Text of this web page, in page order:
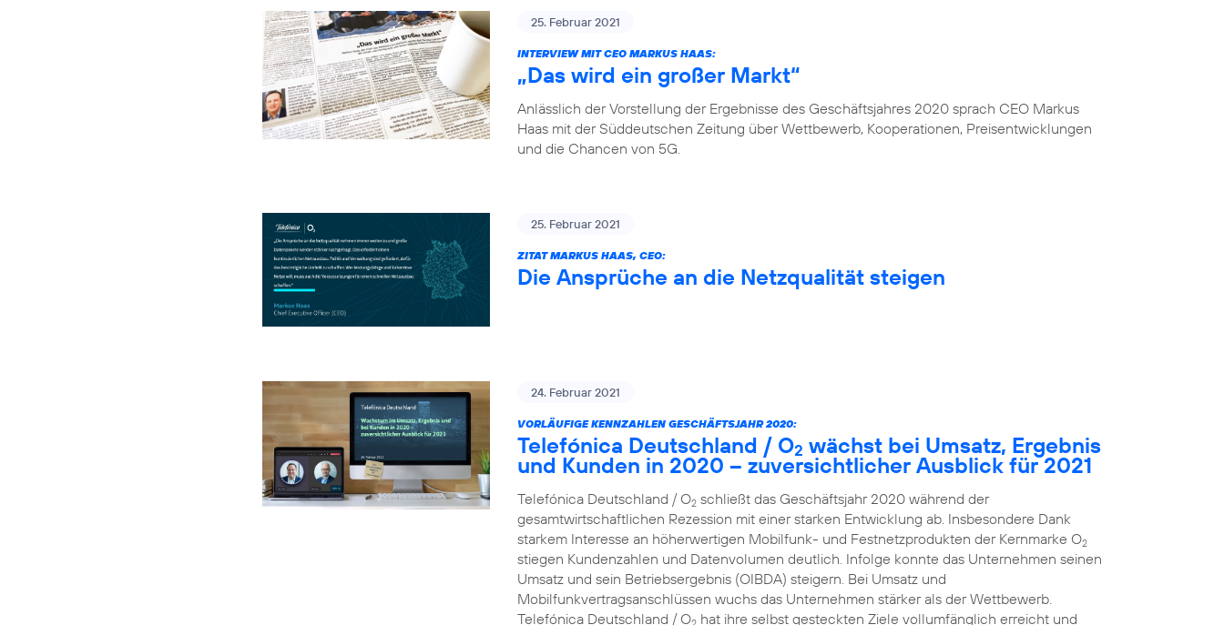
25. Februar 2021
INTERVIEW MIT CEO MARKUS HAAS:
„Das wird ein großer Markt“
Anlässlich der Vorstellung der Ergebnisse des Geschäftsjahres 2020 sprach CEO Markus
Haas mit der Süddeutschen Zeitung über Wettbewerb, Kooperationen, Preisentwicklungen
und die Chancen von 5G.
25. Februar 2021
ZITAT MARKUS HAAS, CEO:
Die Ansprüche an die Netzqualität steigen
24. Februar 2021
VORLÄUFIGE KENNZAHLEN GESCHÄFTSJAHR 2020:
Telefónica Deutschland / O2 wächst bei Umsatz, Ergebnis
und Kunden in 2020 – zuversichtlicher Ausblick für 2021
Telefónica Deutschland / O2 schließt das Geschäftsjahr 2020 während der
gesamtwirtschaftlichen Rezession mit einer starken Entwicklung ab. Insbesondere Dank
starkem Interesse an höherwertigen Mobilfunk- und Festnetzprodukten der Kernmarke O2
stiegen Kundenzahlen und Datenvolumen deutlich. Infolge konnte das Unternehmen seinen
Umsatz und sein Betriebsergebnis (OIBDA) steigern. Bei Umsatz und
Mobilfunkvertragsanschlüssen wuchs das Unternehmen stärker als der Wettbewerb.
Telefónica Deutschland / O hat ihre selbst gesteckten Ziele vollumfänglich erreicht und